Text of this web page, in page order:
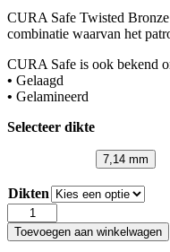
CURA Safe Twisted
combinatie waarvan het
CURA Safe is ook bekend
• Gelaagd
• Gelamineerd
Selecteer dikte
7,14 mm
Dikten
CURA
Safe
33.3
Toevoegen aan winkelwagen